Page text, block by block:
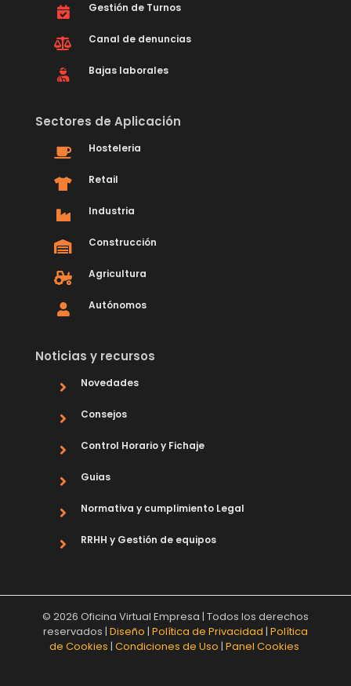
Gestión de Turnos
Canal de denuncias
Bajas laborales
Sectores de Aplicación
Hosteleria
Retail
Industria
Construcción
Agricultura
Autónomos
Noticias y recursos
Novedades
Consejos
Control Horario y Fichaje
Guias
Normativa y cumplimiento Legal
RRHH y Gestión de equipos
© 2026 Oficina Virtual Empresa | Todos los derechos
reservados | Diseño | Política de Privacidad | Política
de Cookies | Condiciones de Uso | Panel Cookies